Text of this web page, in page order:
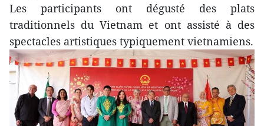
Les participants ont dégusté des plats
traditionnels du Vietnam et ont assisté à des
spectacles artistiques typiquement vietnamiens.